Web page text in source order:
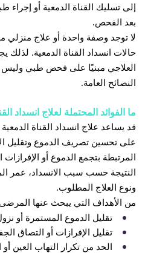
إلى تسليك القناة الدمعية أو إجراء
بعد الفحص.
لا توجد وصفة واحدة أو علاج
حالات انسداد القناة الدمعية. لذلك
العلاجي مبنيًا على فحص طبي وليس
النصائح العامة.
ما الفوائد المحتملة لعلاج انسداد
قد يساعد علاج انسداد القناة
على تحسين تصريف الدموع وتقليل
المرتبطة بتجمع الدموع أو
النتيجة حسب سبب الانسداد، عمر
ونوع العلاج المطلوب.
من الأهداف التي يبحث عنها
تقليل الدموع المستمرة أو
تقليل الإفرازات أو التصاق
الحد من تكرار التهاب العين